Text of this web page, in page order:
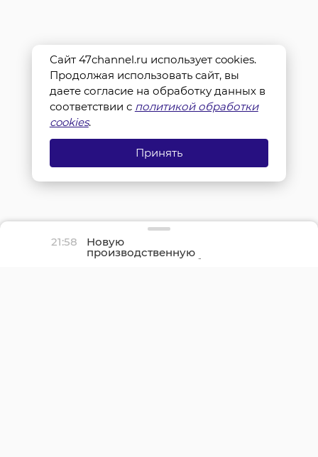
21:58 Новую
производственную
площадку птицефабрики
Сайт 47channel.ru использует cookies.
Продолжая использовать сайт, вы
даете согласие на обработку данных в
соответствии с политикой обработки
cookies.
Принять